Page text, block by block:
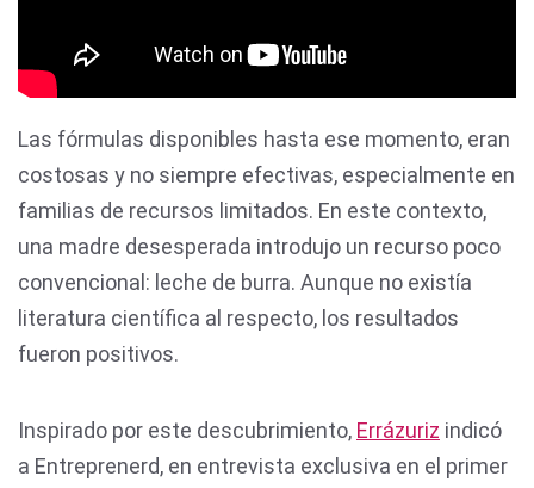
Las fórmulas disponibles hasta ese momento, eran
costosas y no siempre efectivas, especialmente en
familias de recursos limitados. En este contexto,
una madre desesperada introdujo un recurso poco
convencional: leche de burra. Aunque no existía
literatura científica al respecto, los resultados
fueron positivos.
Inspirado por este descubrimiento, Errázuriz indicó
a Entreprenerd, en entrevista exclusiva en el primer